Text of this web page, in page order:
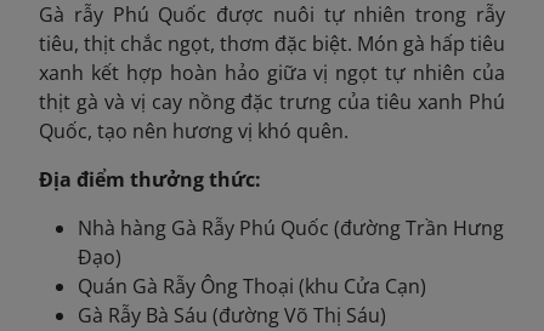
Gà rẫy Phú Quốc được nuôi tự nhiên trong rẫy
tiêu, thịt chắc ngọt, thơm đặc biệt. Món gà hấp tiêu
xanh kết hợp hoàn hảo giữa vị ngọt tự nhiên của
thịt gà và vị cay nồng đặc trưng của tiêu xanh Phú
Quốc, tạo nên hương vị khó quên.
Địa điểm thưởng thức:
Nhà hàng Gà Rẫy Phú Quốc (đường Trần Hưng
Đạo)
Quán Gà Rẫy Ông Thoại (khu Cửa Cạn)
Gà Rẫy Bà Sáu (đường Võ Thị Sáu)